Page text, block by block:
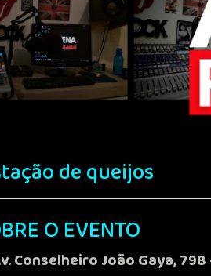
de queijos
O EVENTO
Conselheiro João Gaya,